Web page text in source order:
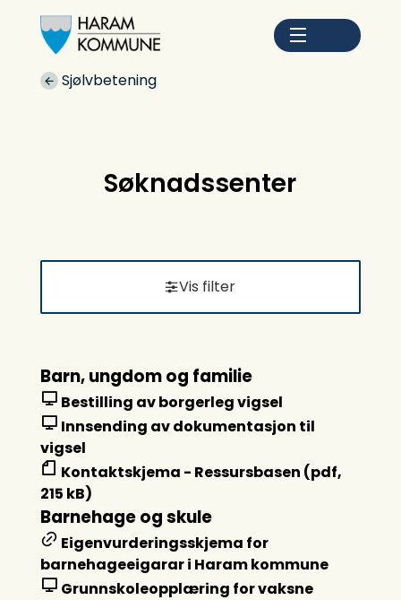
Du er her:
Sjølvbetening
Søknadssenter
Vis filter
e
s
u
l
t
a
t
Barn, ungdom og familie
Bestilling av borgerleg vigsel
Innsending av dokumentasjon til
vigsel
Kontaktskjema - Ressursbasen (pdf,
215 kB)
Barnehage og skule
Eigenvurderingsskjema for
barnehageeigarar i Haram kommune
Grunnskoleopplæring for vaksne